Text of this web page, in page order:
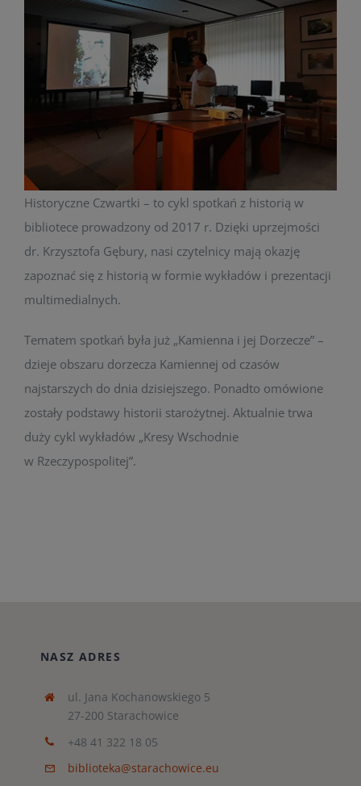
Godziny otwarcia
Historyczne Czwartki – to cykl spotkań z historią w
bibliotece prowadzony od 2017 r. Dzięki uprzejmości
dr. Krzysztofa Gębury, nasi czytelnicy mają okazję
zapoznać się z historią w formie wykładów i prezentacji
multimedialnych.
Tematem spotkań była już „Kamienna i jej Dorzecze” –
dzieje obszaru dorzecza Kamiennej od czasów
najstarszych do dnia dzisiejszego. Ponadto omówione
zostały podstawy historii starożytnej. Aktualnie trwa
duży cykl wykładów „Kresy Wschodnie
w Rzeczypospolitej”.
NASZ ADRES
ul. Jana Kochanowskiego 5
27-200 Starachowice
+48 41 322 18 05
biblioteka@starachowice.eu